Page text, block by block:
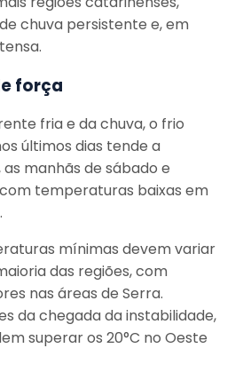
chuva persistente e, em
força
fria e da chuva, o frio
últimos dias tende a
as manhãs de sábado e
temperaturas baixas em
mínimas devem variar
das regiões, com
nas áreas de Serra.
da chegada da instabilidade,
superar os 20°C no Oeste